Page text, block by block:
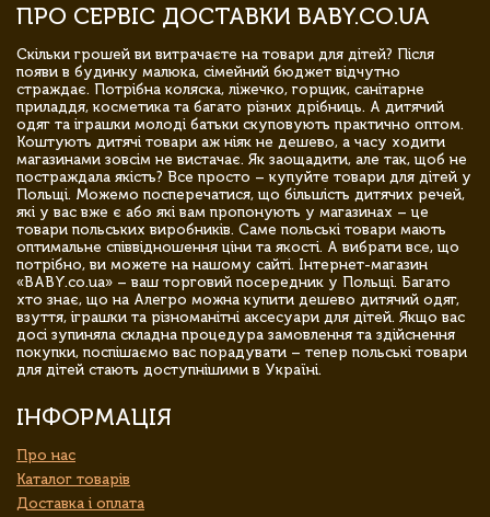
ПРО СЕРВІС ДОСТАВКИ BABY.CO.UA
Скільки грошей ви витрачаєте на товари для дітей? Після
появи в будинку малюка, сімейний бюджет відчутно
страждає. Потрібна коляска, ліжечко, горщик, санітарне
приладдя, косметика та багато різних дрібниць. А дитячий
одяг та іграшки молоді батьки скуповують практично оптом.
Коштують дитячі товари аж ніяк не дешево, а часу ходити
магазинами зовсім не вистачає. Як заощадити, але так, щоб не
постраждала якість? Все просто – купуйте товари для дітей у
Польщі. Можемо посперечатися, що більшість дитячих речей,
які у вас вже є або які вам пропонують у магазинах – це
товари польських виробників. Саме польські товари мають
оптимальне співвідношення ціни та якості. А вибрати все, що
потрібно, ви можете на нашому сайті. Інтернет-магазин
«BABY.co.ua» – ваш торговий посередник у Польщі. Багато
хто знає, що на Алегро можна купити дешево дитячий одяг,
взуття, іграшки та різноманітні аксесуари для дітей. Якщо вас
досі зупиняла складна процедура замовлення та здійснення
покупки, поспішаємо вас порадувати – тепер польські товари
для дітей стають доступнішими в Україні.
ІНФОРМАЦІЯ
Про нас
Каталог товарів
Доставка і оплата